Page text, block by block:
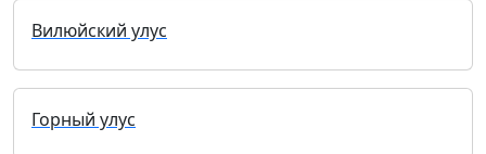
Вилюйский улус
Горный улус